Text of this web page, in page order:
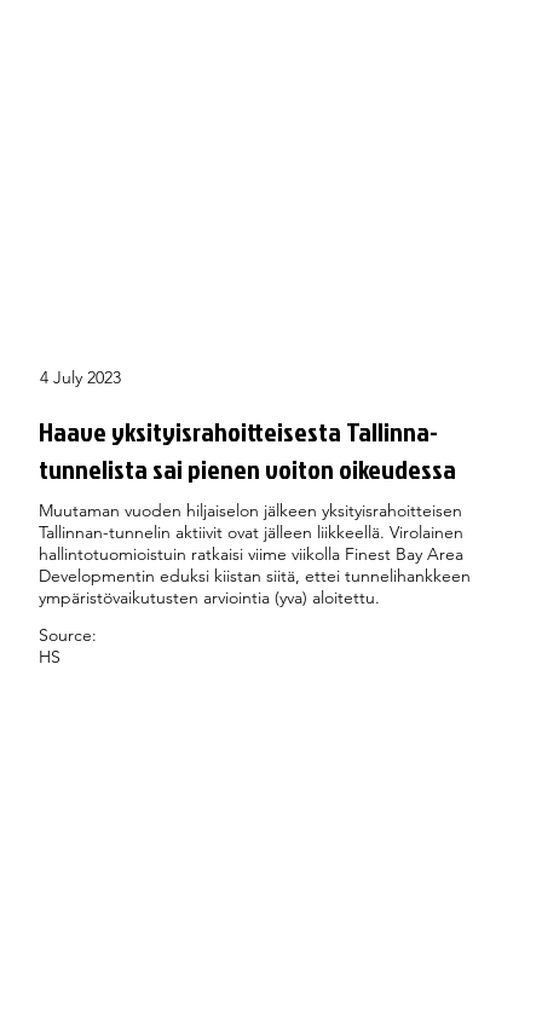
4 July 2023
Haave yksityisrahoitteisesta Tallinna-
tunnelista sai pienen voiton oikeudessa
Muutaman vuoden hiljaiselon jälkeen yksityisrahoitteisen
Tallinnan-tunnelin aktiivit ovat jälleen liikkeellä. Virolainen
hallintotuomioistuin ratkaisi viime viikolla Finest Bay Area
Developmentin eduksi kiistan siitä, ettei tunnelihankkeen
ympäristövaikutusten arviointia (yva) aloitettu.
HS
Source: